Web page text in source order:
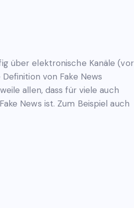
über elektronische Kanäle (vor
von Fake News
allen, dass für viele auch
News ist. Zum Beispiel auch